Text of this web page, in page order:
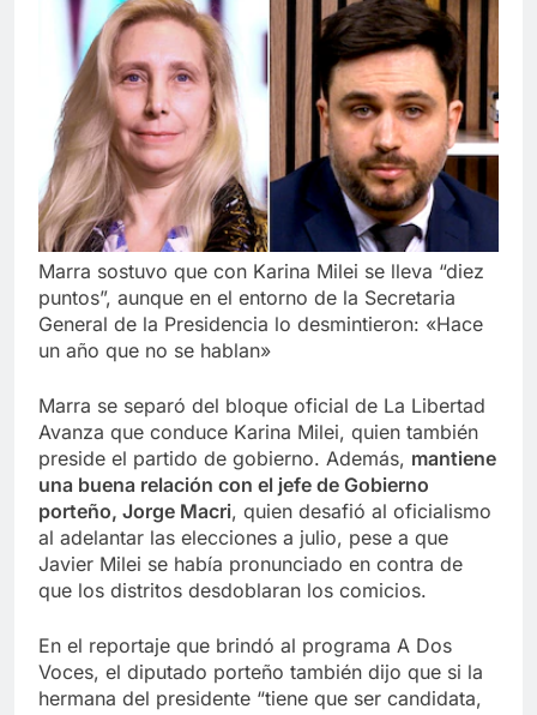
Marra sostuvo que con Karina Milei se lleva “diez
puntos”, aunque en el entorno de la Secretaria
General de la Presidencia lo desmintieron: «Hace
un año que no se hablan»
Marra se separó del bloque oficial de La Libertad
Avanza que conduce Karina Milei, quien también
preside el partido de gobierno. Además, mantiene
una buena relación con el jefe de Gobierno
porteño, Jorge Macri, quien desafió al oficialismo
al adelantar las elecciones a julio, pese a que
Javier Milei se había pronunciado en contra de
que los distritos desdoblaran los comicios.
En el reportaje que brindó al programa A Dos
Voces, el diputado porteño también dijo que si la
hermana del presidente “tiene que ser candidata,